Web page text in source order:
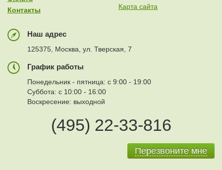
Контакты
Карта сайта
Наш адрес
125375, Москва, ул. Тверская, 7
График работы
Понедельник - пятница: с 9:00 - 19:00
Суббота: с 10:00 - 16:00
Воскресение: выходной
(495) 22-33-816
Перезвоните мне